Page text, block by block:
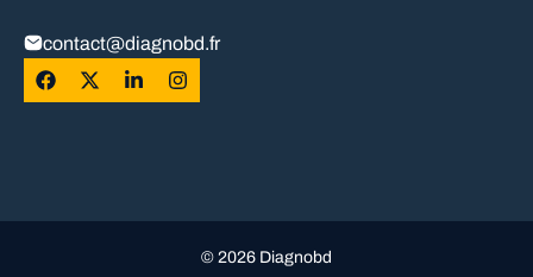
contact@diagnobd.fr
© 2026 Diagnobd